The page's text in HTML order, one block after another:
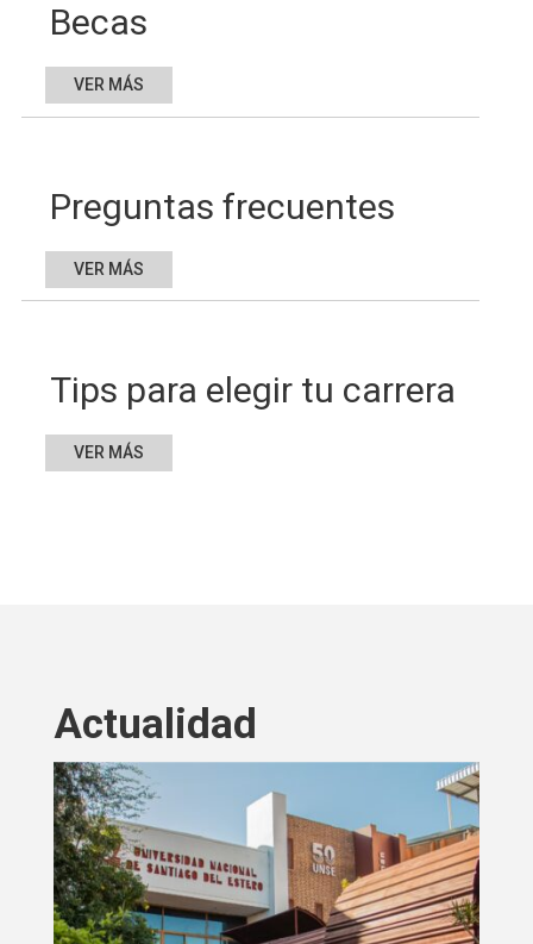
Becas
VER MÁS
Preguntas frecuentes
VER MÁS
Tips para elegir tu carrera
VER MÁS
Actualidad